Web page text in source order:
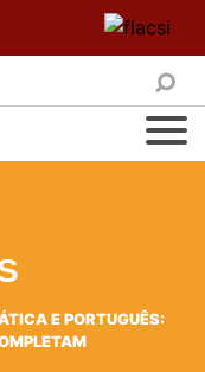
E PORTUGUÊS: